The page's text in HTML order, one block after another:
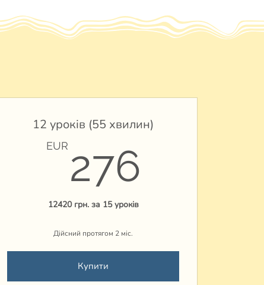
12 уроків (55 хвилин)
EUR 276
12420 грн. за 15 уроків
Дійсний протягом 2 міс.
Купити